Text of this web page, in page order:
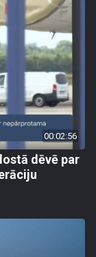
00:02:56
dēvē par